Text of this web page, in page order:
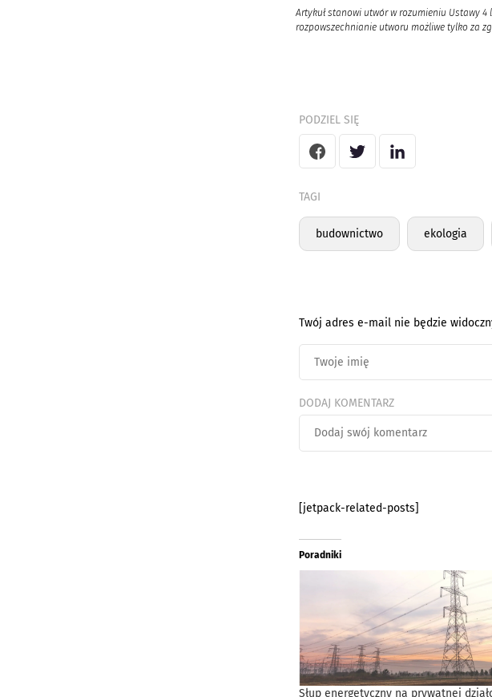
Artykuł stanowi utwór w rozumieniu Ustawy
rozpowszechnianie utworu możliwe tylko za
PODZIEL SIĘ
TAGI
budownictwo ekologia
Twój adres e-mail nie będzie
DODAJ KOMENTARZ
[jetpack-related-posts]
Poradniki
Słup energetyczny na prywatnej